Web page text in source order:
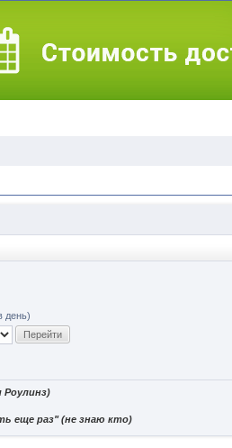
день)
Роулинз)
еще раз" (не знаю кто)